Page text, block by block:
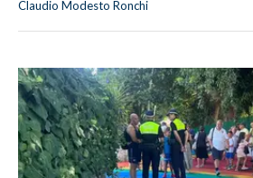
Claudio Modesto Ronchi